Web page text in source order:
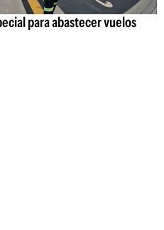
para abastecer vuelos